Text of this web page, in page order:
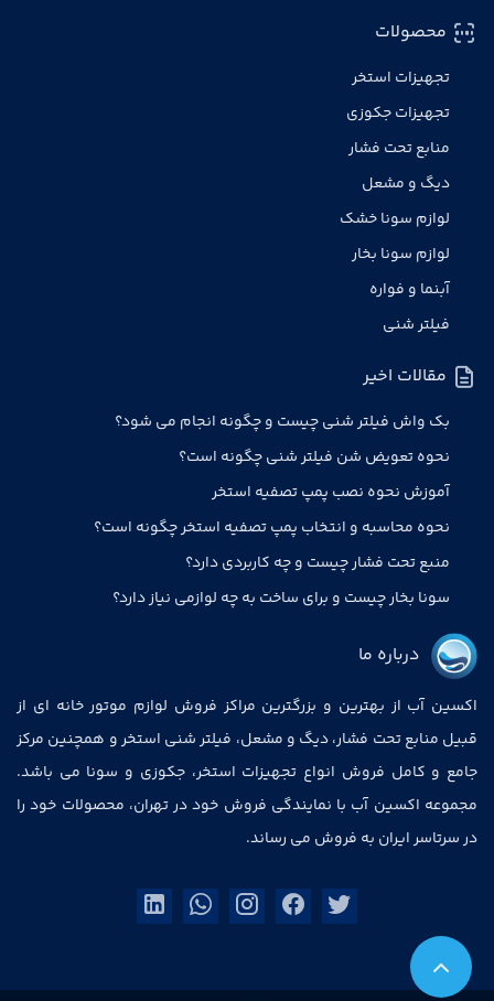
درباره ما
اکسین آب از بهترین و بزرگترین مراکز فروش لوازم موتور خانه ای از
قبیل منابع تحت فشار، دیگ و مشعل، فیلتر شنی استخر و همچنین مرکز
جامع و کامل فروش انواع تجهیزات استخر، جکوزی و سونا می باشد.
مجموعه اکسین آب با نمایندگی فروش خود در تهران، محصولات خود را
در سرتاسر ایران به فروش می رساند.
مقالات اخیر
بک واش فیلتر شنی چیست و چگونه انجام می شود؟
نحوه تعویض شن فیلتر شنی چگونه است؟
آموزش نحوه نصب پمپ تصفیه استخر
نحوه محاسبه و انتخاب پمپ تصفیه استخر چگونه است؟
منبع تحت فشار چیست و چه کاربردی دارد؟
سونا بخار چیست و برای ساخت به چه لوازمی نیاز دارد؟
محصولات
تجهیزات استخر
تجهیزات جکوزی
منابع تحت فشار
دیگ و مشعل
لوازم سونا خشک
لوازم سونا بخار
آبنما و فواره
فیلتر شنی